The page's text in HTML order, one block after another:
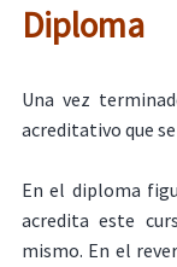
Diploma
Una vez
acreditativo que
En el diploma
acredita este
mismo. En el